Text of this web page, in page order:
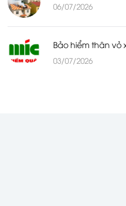
06/07/2026
Bảo hiểm thân vỏ
03/07/2026